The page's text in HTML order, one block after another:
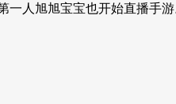
人旭旭宝宝也开始直播手